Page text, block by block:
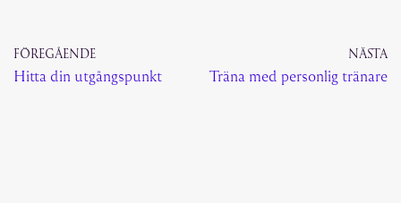
FÖREGÅENDE
Hitta din utgångspunkt
NÄSTA
Träna med personlig tränare